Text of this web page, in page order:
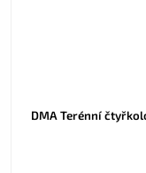
DMA Terénní